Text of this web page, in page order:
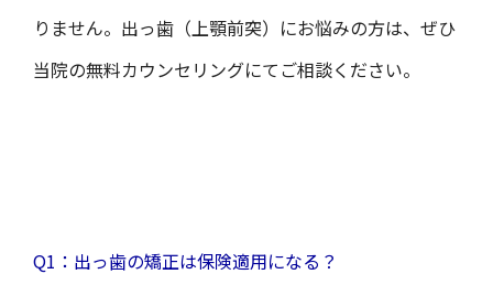
りません。出っ歯（上顎前突）にお悩みの方は、ぜひ
当院の無料カウンセリングにてご相談ください。
Q1：出っ歯の矯正は保険適用になる？